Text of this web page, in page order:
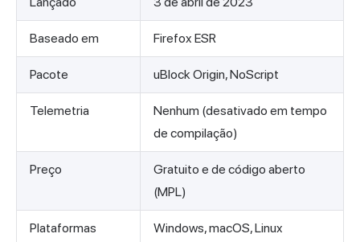
Baseado em Firefox ESR
Pacote uBlock Origin, NoScript
Telemetria
Nenhum (desativado em tempo
de compilação)
Preço
Gratuito e de código aberto
(MPL)
Plataformas
Windows, macOS, Linux